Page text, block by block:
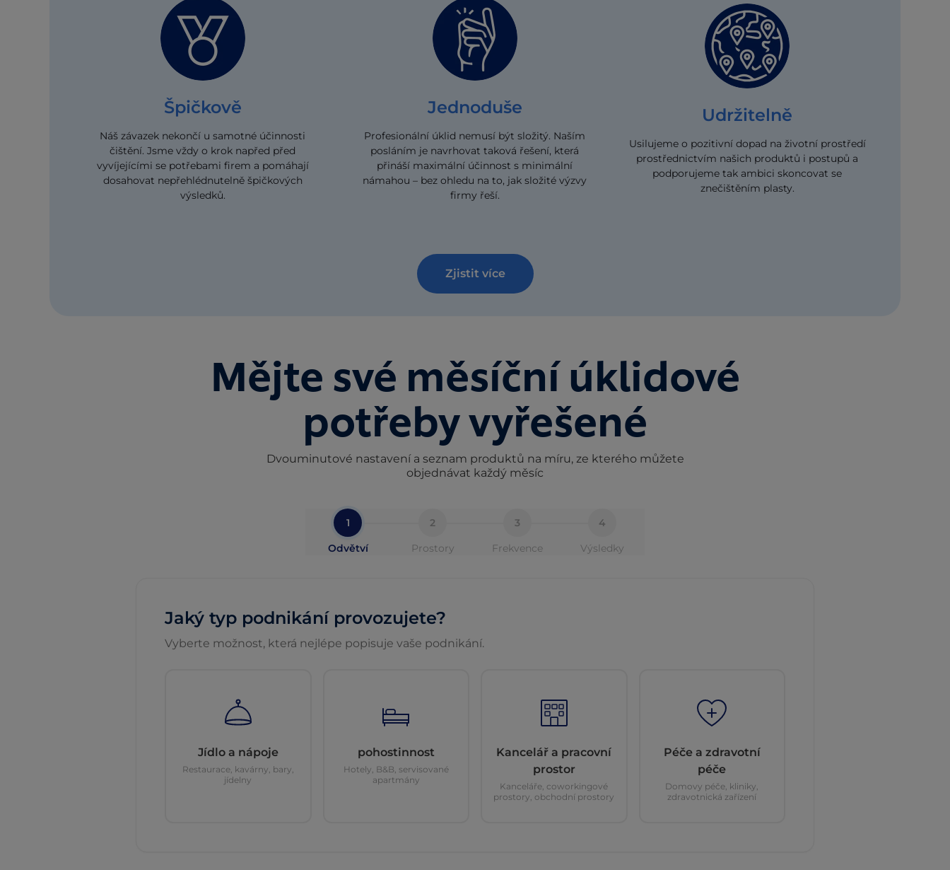
Špičkově
Náš závazek nekončí u samotné účinnosti
čištění. Jsme vždy o krok napřed před
vyvíjejícími se potřebami firem a pomáhají
dosahovat nepřehlédnutelně špičkových
výsledků.
Jednoduše
Profesionální úklid nemusí být složitý. Naším
posláním je navrhovat taková řešení, která
přináší maximální účinnost s minimální
námahou – bez ohledu na to, jak složité výzvy
firmy řeší.
Udržitelně
Usilujeme o pozitivní dopad na životní prostředí
prostřednictvím našich produktů i postupů a
podporujeme tak ambici skoncovat se
znečištěním plasty.
Zjistit více
Mějte své měsíční úklidové
potřeby vyřešené
Dvouminutové nastavení a seznam produktů na míru, ze kterého můžete
objednávat každý měsíc
1
Odvětví
2
Prostory
3
Frekvence
4
Výsledky
Jaký typ podnikání provozujete?
Vyberte možnost, která nejlépe popisuje vaše podnikání.
Jídlo a nápoje
Restaurace, kavárny, bary,
jídelny
pohostinnost
Hotely, B&B, servisované
apartmány
Kancelář a pracovní
prostor
Kanceláře, coworkingové
prostory, obchodní prostory
Péče a zdravotní
péče
Domovy péče, kliniky,
zdravotnická zařízení